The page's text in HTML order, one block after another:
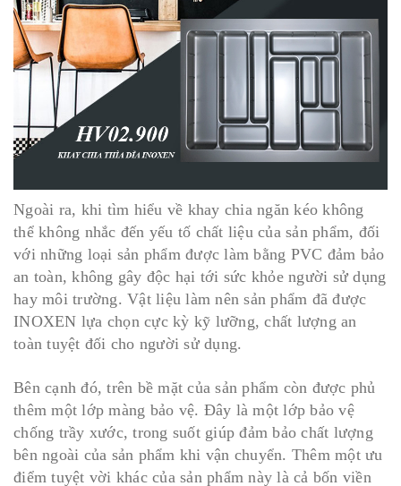
Ngoài ra, khi tìm hiểu về khay chia ngăn kéo không
thể không nhắc đến yếu tố chất liệu của sản phẩm, đối
với những loại sản phẩm được làm bằng PVC đảm bảo
an toàn, không gây độc hại tới sức khỏe người sử dụng
hay môi trường. Vật liệu làm nên sản phẩm đã được
INOXEN lựa chọn cực kỳ kỹ lưỡng, chất lượng an
toàn tuyệt đối cho người sử dụng.
Bên cạnh đó, trên bề mặt của sản phẩm còn được phủ
thêm một lớp màng bảo vệ. Đây là một lớp bảo vệ
chống trầy xước, trong suốt giúp đảm bảo chất lượng
bên ngoài của sản phẩm khi vận chuyển. Thêm một ưu
điểm tuyệt vời khác của sản phẩm này là cả bốn viền